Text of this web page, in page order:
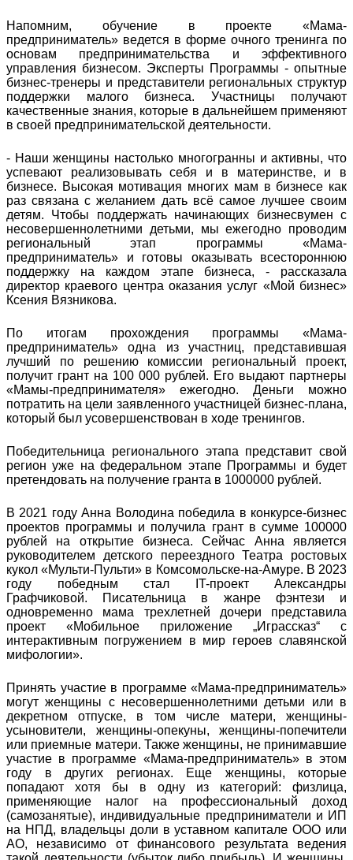
Напомним, обучение в проекте «Мама-
предприниматель» ведется в форме очного тренинга по
основам предпринимательства и эффективного
управления бизнесом. Эксперты Программы - опытные
бизнес-тренеры и представители региональных структур
поддержки малого бизнеса. Участницы получают
качественные знания, которые в дальнейшем применяют
в своей предпринимательской деятельности.
- Наши женщины настолько многогранны и активны, что
успевают реализовывать себя и в материнстве, и в
бизнесе. Высокая мотивация многих мам в бизнесе как
раз связана с желанием дать всё самое лучшее своим
детям. Чтобы поддержать начинающих бизнесвумен с
несовершеннолетними детьми, мы ежегодно проводим
региональный этап программы «Мама-
предприниматель» и готовы оказывать всестороннюю
поддержку на каждом этапе бизнеса, - рассказала
директор краевого центра оказания услуг «Мой бизнес»
Ксения Вязникова.
По итогам прохождения программы «Мама-
предприниматель» одна из участниц, представившая
лучший по решению комиссии региональный проект,
получит грант на 100 000 рублей. Его выдают партнеры
«Мамы-предпринимателя» ежегодно. Деньги можно
потратить на цели заявленного участницей бизнес-плана,
который был усовершенствован в ходе тренингов.
Победительница регионального этапа представит свой
регион уже на федеральном этапе Программы и будет
претендовать на получение гранта в 1000000 рублей.
В 2021 году Анна Володина победила в конкурсе-бизнес
проектов программы и получила грант в сумме 100000
рублей на открытие бизнеса. Сейчас Анна является
руководителем детского переездного Театра ростовых
кукол «Мульти-Пульти» в Комсомольске-на-Амуре. В 2023
году победным стал IT-проект Александры
Графчиковой. Писательница в жанре фэнтези и
одновременно мама трехлетней дочери представила
проект «Мобильное приложение „Играссказ“ с
интерактивным погружением в мир героев славянской
мифологии».
Принять участие в программе «Мама-предприниматель»
могут женщины с несовершеннолетними детьми или в
декретном отпуске, в том числе матери, женщины-
усыновители, женщины-опекуны, женщины-попечители
или приемные матери. Также женщины, не принимавшие
участие в программе «Мама-предприниматель» в этом
году в других регионах. Еще женщины, которые
попадают хотя бы в одну из категорий: физлица,
применяющие налог на профессиональный доход
(самозанятые), индивидуальные предприниматели и ИП
на НПД, владельцы доли в уставном капитале ООО или
АО, независимо от финансового результата ведения